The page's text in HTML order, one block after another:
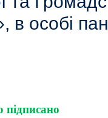
в особі